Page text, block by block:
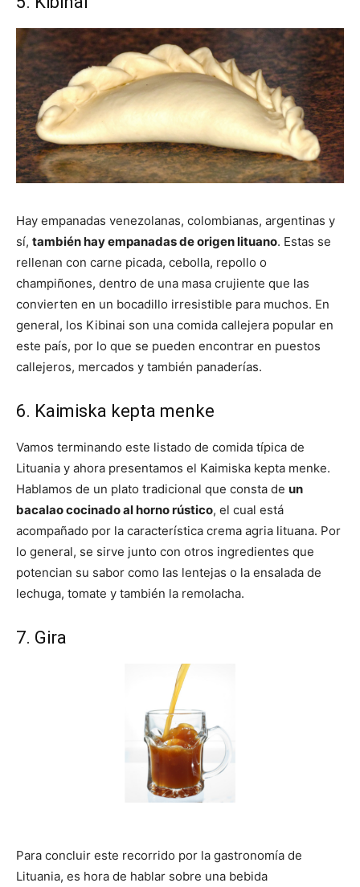
Hay empanadas venezolanas, colombianas, argentinas y
sí, también hay empanadas de origen lituano. Estas se
rellenan con carne picada, cebolla, repollo o
champiñones, dentro de una masa crujiente que las
convierten en un bocadillo irresistible para muchos. En
general, los Kibinai son una comida callejera popular en
este país, por lo que se pueden encontrar en puestos
callejeros, mercados y también panaderías.
6. Kaimiska kepta menke
Vamos terminando este listado de comida típica de
Lituania y ahora presentamos el Kaimiska kepta menke.
Hablamos de un plato tradicional que consta de un
bacalao cocinado al horno rústico, el cual está
acompañado por la característica crema agria lituana. Por
lo general, se sirve junto con otros ingredientes que
potencian su sabor como las lentejas o la ensalada de
lechuga, tomate y también la remolacha.
7. Gira
Para concluir este recorrido por la gastronomía de
Lituania, es hora de hablar sobre una bebida